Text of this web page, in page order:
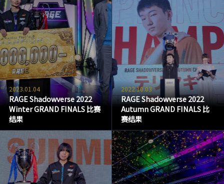
2023.01.04
RAGE Shadowverse 2022
Winter GRAND FINALS 比赛
结果
2022.10.03
RAGE Shadowverse 2022
Autumn GRAND FINALS 比
赛结果